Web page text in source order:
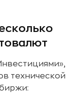
технической